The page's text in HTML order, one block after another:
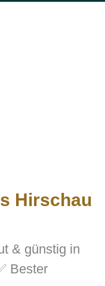
Hirschau
& günstig in
Bester